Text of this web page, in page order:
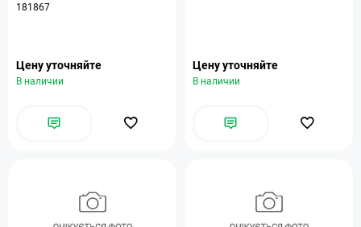
181867
Цену уточняйте
В наличии
Цену уточняйте
В наличии